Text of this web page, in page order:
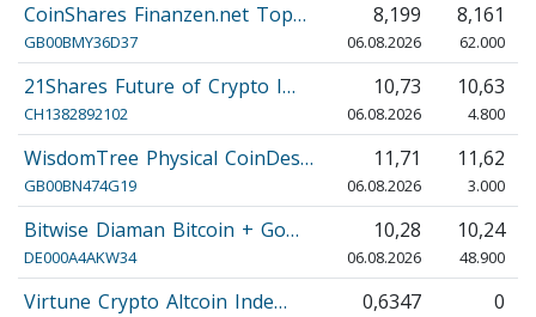
CoinShares Finanzen.net Top…
GB00BMY36D37
8,199
06.08.2026
8,161
62.000
21Shares Future of Crypto I…
CH1382892102
10,73
06.08.2026
10,63
4.800
WisdomTree Physical CoinDes…
GB00BN474G19
11,71
06.08.2026
11,62
3.000
Bitwise Diaman Bitcoin + Go…
DE000A4AKW34
10,28
06.08.2026
10,24
48.900
Virtune Crypto Altcoin Inde… 0,6347 0